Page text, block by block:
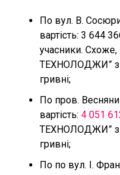
По вул. В.
вартість: 3 644
учасники.
ТЕХНОЛОДЖИ” з
гривні;
По пров.
вартість: 4 051
ТЕХНОЛОДЖИ” з
гривні;
По по вул. І.